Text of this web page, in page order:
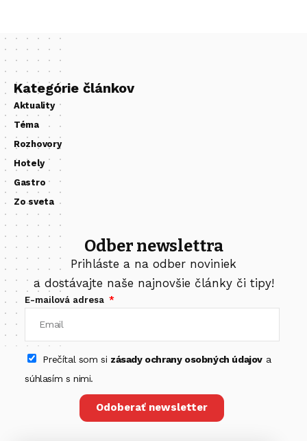
Kategórie článkov
Aktuality
Téma
Rozhovory
Hotely
Gastro
Zo sveta
Odber newslettra
Prihláste a na odber noviniek
a dostávajte naše najnovšie články či tipy!
E-mailová adresa
Prečítal som si zásady ochrany osobných údajova
súhlasím s nimi.
Odoberať newsletter